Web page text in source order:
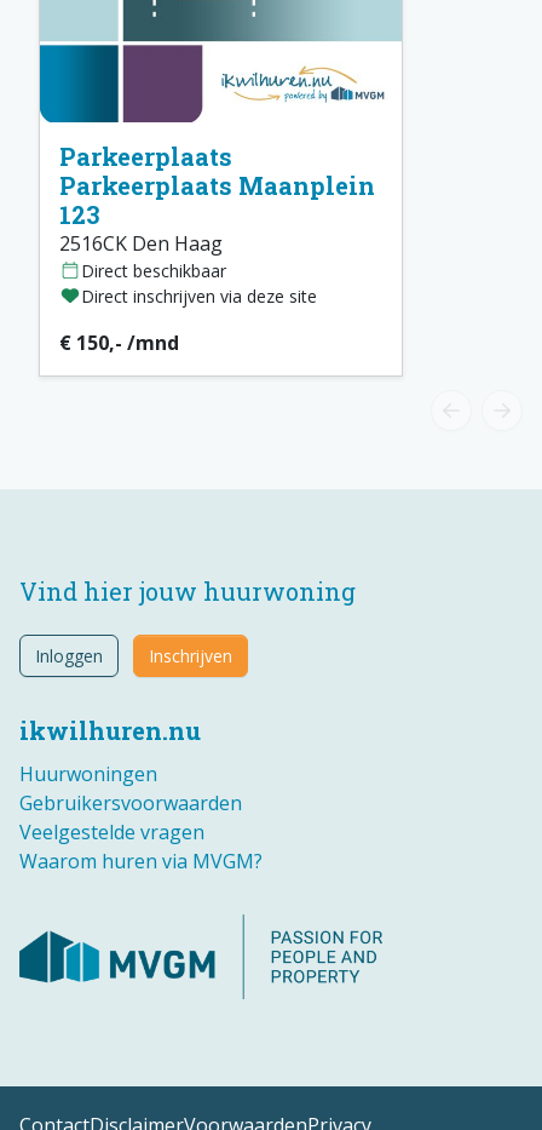
Parkeerplaats
Parkeerplaats Maanplein
123
2516CK Den Haag
Direct beschikbaar
Direct inschrijven via deze site
€ 150,- /mnd
ikwilhuren.nu
Huurwoningen
Gebruikersvoorwaarden
Veelgestelde vragen
Waarom huren via MVGM?
Vind hier jouw huurwoning
Inloggen Inschrijven